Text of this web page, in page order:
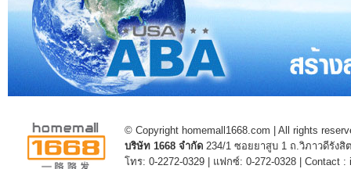
© Copyright homemall1668.com | All rights
บริษัท 1668 จำกัด 234/1 ซอยยาสูบ 1 ถ.วิภาวดีรัง
โทร: 0-2272-0329 | แฟกซ์: 0-272-0328 | Contact